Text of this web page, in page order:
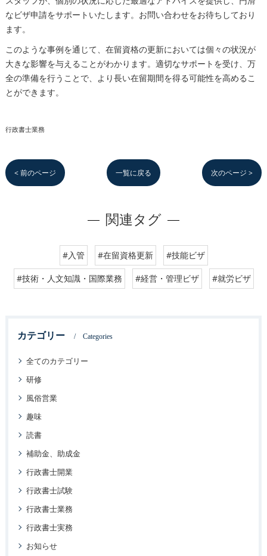
なビザ申請をサポートいたします。お問い合わせをお待ちしており
ます。
このような事例を通じて、在留資格の更新においては個々の状況が
大きな影響を与えることがわかります。適切なサポートを受け、万
全の準備を行うことで、より長い在留期間を得る可能性を高めるこ
とができます。
行政書士業務
< 前のページ 一覧に戻る 次のページ >
関連タグ
#入管 #在留資格更新 #技能ビザ
#技術・人文知識・国際業務 #経営・管理ビザ #就労ビザ
カテゴリー Categories
全てのカテゴリー
研修
風俗営業
趣味
読書
補助金、助成金
行政書士開業
行政書士試験
行政書士業務
行政書士実務
お知らせ